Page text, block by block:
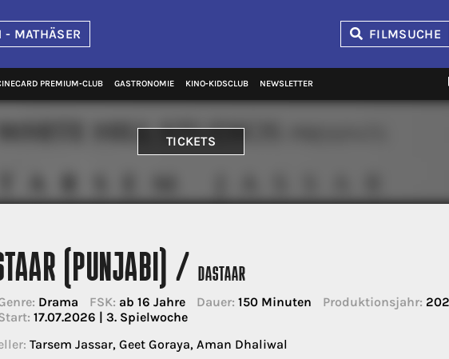
- MATHÄSER FILMSUCHE
PREMIUM‑CLUB GASTRONOMIE KINO‑KIDSCLUB NEWSLETTER
TICKETS
(PUNJABI) /DASTAAR
Drama FSK: ab 16 Jahre Dauer: 150 Minuten Produktionsjahr:
17.07.2026 | 3. Spielwoche
Tarsem Jassar, Geet Goraya, Aman Dhaliwal